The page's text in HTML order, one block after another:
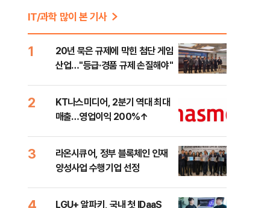
IT/과학 많이 본 기사
1
20년 묵은 규제에 막힌 첨단 게임
산업…"등급·경품 규제 손질해야"
2
KT나스미디어, 2분기 역대 최대
매출…영업이익 200%↑
3
라온시큐어, 정부 블록체인 인재
양성사업 수행기업 선정
LGU+ 알파키, 국내 첫 IDaaS